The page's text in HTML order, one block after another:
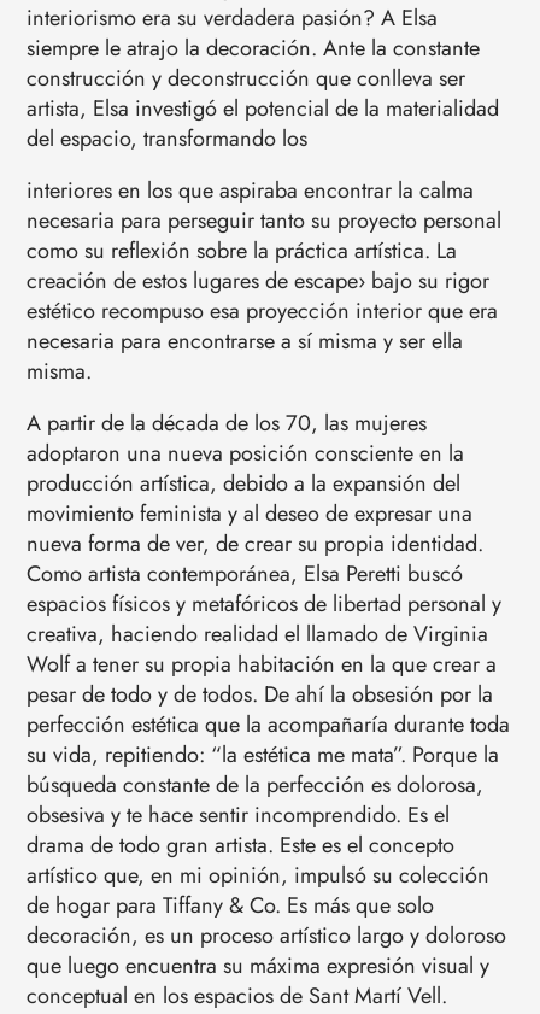
interiorismo era su verdadera pasión? A Elsa
siempre le atrajo la decoración. Ante la constante
construcción y deconstrucción que conlleva ser
artista, Elsa investigó el potencial de la materialidad
del espacio, transformando los
interiores en los que aspiraba encontrar la calma
necesaria para perseguir tanto su proyecto personal
como su reflexión sobre la práctica artística. La
creación de estos lugares de escape› bajo su rigor
estético recompuso esa proyección interior que era
necesaria para encontrarse a sí misma y ser ella
misma.
A partir de la década de los 70, las mujeres
adoptaron una nueva posición consciente en la
producción artística, debido a la expansión del
movimiento feminista y al deseo de expresar una
nueva forma de ver, de crear su propia identidad.
Como artista contemporánea, Elsa Peretti buscó
espacios físicos y metafóricos de libertad personal y
creativa, haciendo realidad el llamado de Virginia
Wolf a tener su propia habitación en la que crear a
pesar de todo y de todos. De ahí la obsesión por la
perfección estética que la acompañaría durante toda
su vida, repitiendo: “la estética me mata”. Porque la
búsqueda constante de la perfección es dolorosa,
obsesiva y te hace sentir incomprendido. Es el
drama de todo gran artista. Este es el concepto
artístico que, en mi opinión, impulsó su colección
de hogar para Tiffany & Co. Es más que solo
decoración, es un proceso artístico largo y doloroso
que luego encuentra su máxima expresión visual y
conceptual en los espacios de Sant Martí Vell.